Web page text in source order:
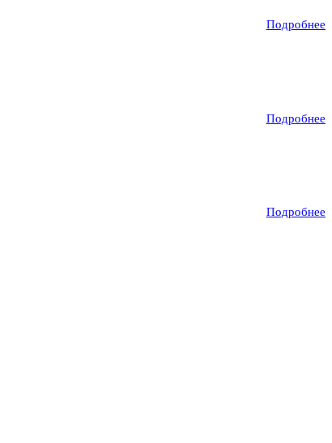
Подробнее
Подробнее
Подробнее